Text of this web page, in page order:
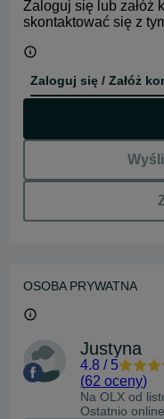
Zaloguj się lub załóż
skontaktować się z
Zaloguj się / Załóż
OSOBA PRYWATNA
Justyna
4.8 / 5
(62 oceny)
Na OLX od
Ostatnio